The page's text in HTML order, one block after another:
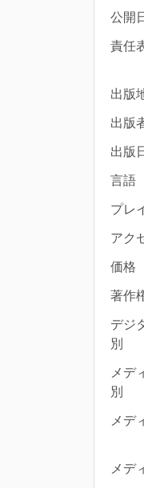
公開
責任
出版
出版
出版
言語
プレ
アク
価格
著作
デジ
別
メデ
別
メデ
メデ